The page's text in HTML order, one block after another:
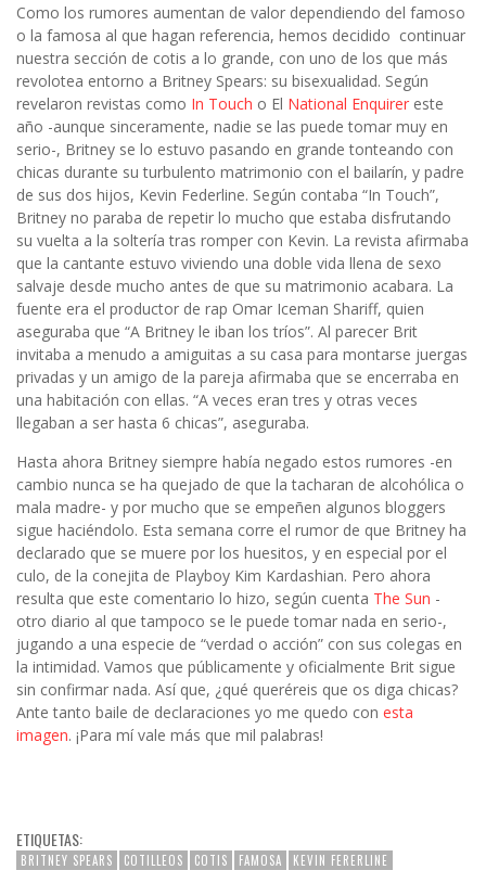
Como los rumores aumentan de valor dependiendo del famoso
o la famosa al que hagan referencia, hemos decidido continuar
nuestra sección de cotis a lo grande, con uno de los que más
revolotea entorno a Britney Spears: su bisexualidad. Según
revelaron revistas como In Touch o El National Enquirer este
año -aunque sinceramente, nadie se las puede tomar muy en
serio-, Britney se lo estuvo pasando en grande tonteando con
chicas durante su turbulento matrimonio con el bailarín, y padre
de sus dos hijos, Kevin Federline. Según contaba “In Touch”,
Britney no paraba de repetir lo mucho que estaba disfrutando
su vuelta a la soltería tras romper con Kevin. La revista afirmaba
que la cantante estuvo viviendo una doble vida llena de sexo
salvaje desde mucho antes de que su matrimonio acabara. La
fuente era el productor de rap Omar Iceman Shariff, quien
aseguraba que “A Britney le iban los tríos”. Al parecer Brit
invitaba a menudo a amiguitas a su casa para montarse juergas
privadas y un amigo de la pareja afirmaba que se encerraba en
una habitación con ellas. “A veces eran tres y otras veces
llegaban a ser hasta 6 chicas”, aseguraba.
Hasta ahora Britney siempre había negado estos rumores -en
cambio nunca se ha quejado de que la tacharan de alcohólica o
mala madre- y por mucho que se empeñen algunos bloggers
sigue haciéndolo. Esta semana corre el rumor de que Britney ha
declarado que se muere por los huesitos, y en especial por el
culo, de la conejita de Playboy Kim Kardashian. Pero ahora
resulta que este comentario lo hizo, según cuenta The Sun -
otro diario al que tampoco se le puede tomar nada en serio-,
jugando a una especie de “verdad o acción” con sus colegas en
la intimidad. Vamos que públicamente y oficialmente Brit sigue
sin confirmar nada. Así que, ¿qué queréreis que os diga chicas?
Ante tanto baile de declaraciones yo me quedo con esta
imagen. ¡Para mí vale más que mil palabras!
ETIQUETAS:
BRITNEY SPEARS COTILLEOS COTIS FAMOSA
KEVIN FERERLINE